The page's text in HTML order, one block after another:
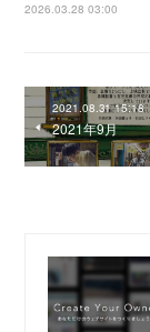
2026.03.28 03:00
2021.08.31 15:18
2021年9月